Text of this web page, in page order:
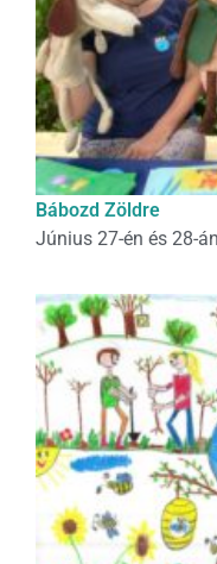
Bábozd Zöldre
Június 27-én és 28-